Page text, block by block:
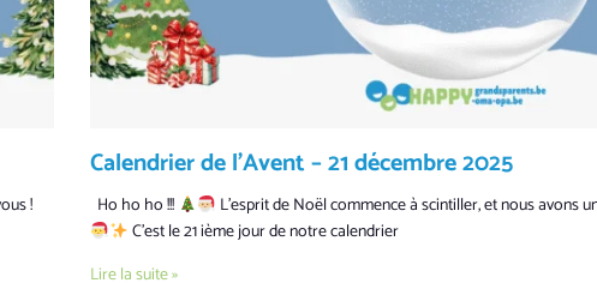
!
Calendrier de l’Avent – 21 décembre 2025
Ho ho ho !!!
L’esprit de Noël commence à scintiller, et nous avons
C’est le 21 ième jour de notre calendrier
Lire la suite »